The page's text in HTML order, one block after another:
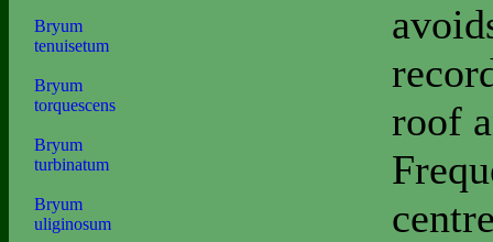
Bryum
tenuisetum
Bryum
torquescens
Bryum
turbinatum
Bryum
uliginosum
roof